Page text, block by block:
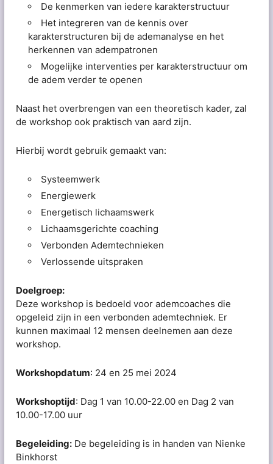
De kenmerken van iedere karakterstructuur
Het integreren van de kennis over
karakterstructuren bij de ademanalyse en het
herkennen van adempatronen
Mogelijke interventies per karakterstructuur om
de adem verder te openen
Naast het overbrengen van een theoretisch kader, zal
de workshop ook praktisch van aard zijn.
Hierbij wordt gebruik gemaakt van:
Systeemwerk
Energiewerk
Energetisch lichaamswerk
Lichaamsgerichte coaching
Verbonden Ademtechnieken
Verlossende uitspraken
Doelgroep:
Deze workshop is bedoeld voor ademcoaches die
opgeleid zijn in een verbonden ademtechniek. Er
kunnen maximaal 12 mensen deelnemen aan deze
workshop.
Workshopdatum: 24 en 25 mei 2024
Workshoptijd: Dag 1 van 10.00-22.00 en Dag 2 van
10.00-17.00 uur
Begeleiding: De begeleiding is in handen van Nienke
Binkhorst